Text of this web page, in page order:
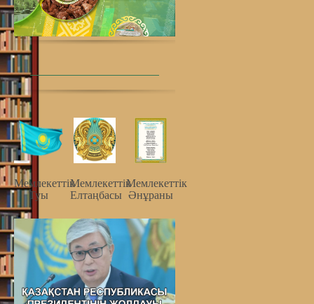
Мемлекеттiк
Туы
Мемлекеттiк
Елтаңбасы
Мемлекеттiк
Әнұраны